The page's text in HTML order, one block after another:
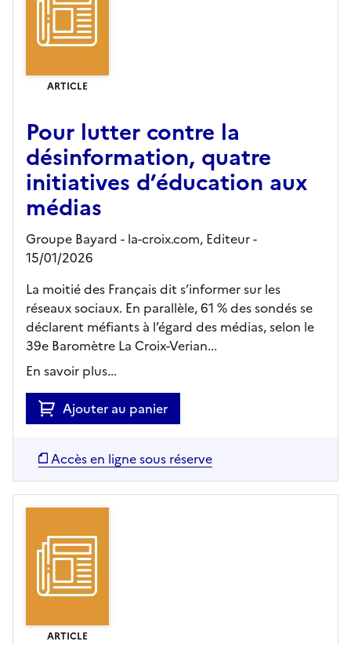
ARTICLE
Pour lutter contre la
désinformation, quatre
initiatives d’éducation aux
médias
Groupe Bayard - la-croix.com, Editeur-
15/01/2026
La moitié des Français dit s’informer sur les
réseaux sociaux. En parallèle, 61 % des sondés se
déclarent méfiants à l’égard des médias, selon le
39e Baromètre La Croix-Verian...
En savoir plus...
Ajouter au panier
Accès en ligne sous réserve
ARTICLE